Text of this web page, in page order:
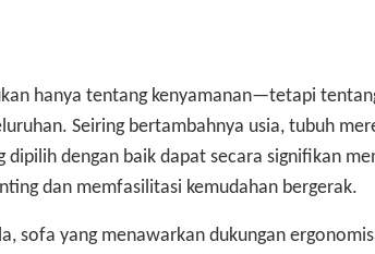
hanya tentang kenyamanan—tetapi
Seiring bertambahnya usia, tubuh
dengan baik dapat secara signifikan
dan memfasilitasi kemudahan bergerak.
sofa yang menawarkan dukungan